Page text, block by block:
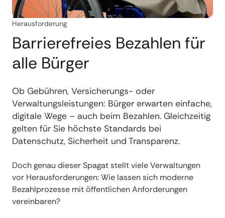
Herausforderung
Barrierefreies Bezahlen für
alle Bürger
Ob Gebühren, Versicherungs- oder
Verwaltungsleistungen: Bürger erwarten einfache,
digitale Wege – auch beim Bezahlen. Gleichzeitig
gelten für Sie höchste Standards bei
Datenschutz, Sicherheit und Transparenz.
Doch genau dieser Spagat stellt viele Verwaltungen
vor Herausforderungen: Wie lassen sich moderne
Bezahlprozesse mit öffentlichen Anforderungen
vereinbaren?